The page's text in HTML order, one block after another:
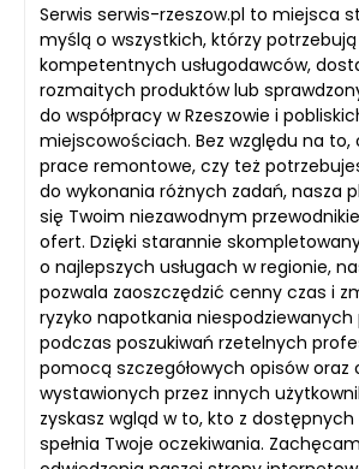
Serwis serwis-rzeszow.pl to miejsca
myślą o wszystkich, którzy
kompetentnych usługodawców,
rozmaitych produktów lub
do współpracy w Rzeszowie i
miejscowościach. Bez względu na to,
prace remontowe, czy też
do wykonania różnych zadań, nasza
się Twoim niezawodnym
ofert. Dzięki starannie
o najlepszych usługach w regionie,
pozwala zaoszczędzić cenny czas i
ryzyko napotkania niespodziewanych
podczas poszukiwań rzetelnych
pomocą szczegółowych opisów oraz
wystawionych przez innych
zyskasz wgląd w to, kto z
spełnia Twoje oczekiwania.